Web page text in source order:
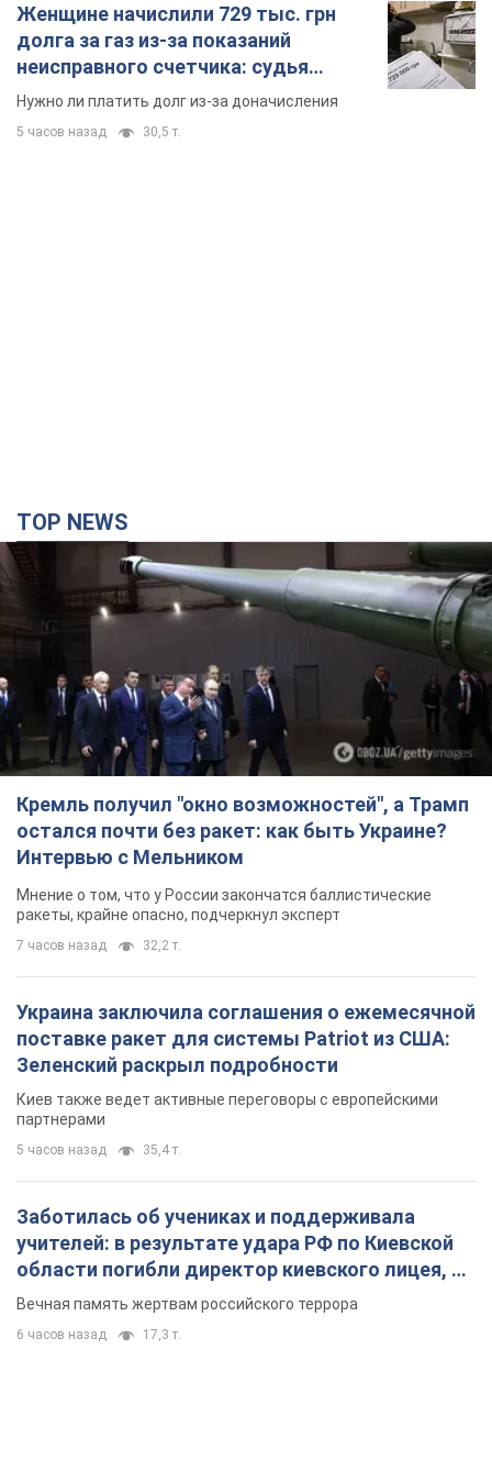
Женщине начислили 729 тыс. грн
долга за газ из-за показаний
неисправного счетчика: судья
вынес неожиданное решение
Нужно ли платить долг из-за доначисления
5 часов назад 30,5 т.
TOP NEWS
Кремль получил "окно возможностей", а Трамп
остался почти без ракет: как быть Украине?
Интервью с Мельником
Мнение о том, что у России закончатся баллистические
ракеты, крайне опасно, подчеркнул эксперт
7 часов назад 32,2 т.
Украина заключила соглашения о ежемесячной
поставке ракет для системы Patriot из США:
Зеленский раскрыл подробности
Киев также ведет активные переговоры с европейскими
партнерами
5 часов назад 35,4 т.
Заботилась об учениках и поддерживала
учителей: в результате удара РФ по Киевской
области погибли директор киевского лицея, её
муж и внук
Вечная память жертвам российского террора
6 часов назад 17,3 т.